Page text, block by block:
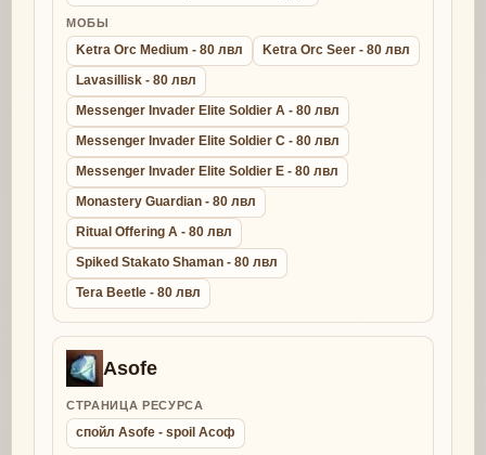
МОБЫ
Ketra Orc Medium - 80 лвл
Ketra Orc Seer - 80 лвл
Lavasillisk - 80 лвл
Messenger Invader Elite Soldier A - 80 лвл
Messenger Invader Elite Soldier C - 80 лвл
Messenger Invader Elite Soldier E - 80 лвл
Monastery Guardian - 80 лвл
Ritual Offering A - 80 лвл
Spiked Stakato Shaman - 80 лвл
Tera Beetle - 80 лвл
Asofe
СТРАНИЦА РЕСУРСА
спойл Asofe - spoil Асоф